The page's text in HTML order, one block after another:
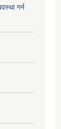
गर्न